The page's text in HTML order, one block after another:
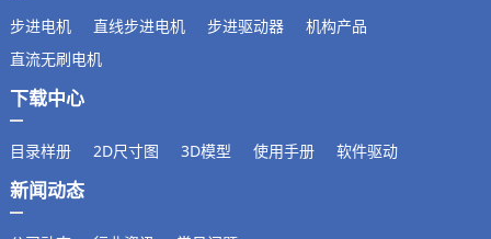
步进电机 直线步进电机 步进驱动器
机构产品
直流无刷电机
下载中心
目录样册 2D尺寸图 3D模型 使用手册 软件驱动
新闻动态